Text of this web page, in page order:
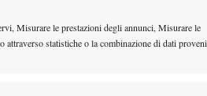
Misurare le prestazioni degli annunci, Misurare le
statistiche o la combinazione di dati
125 di Napoli
Challenger e tornei ATP.